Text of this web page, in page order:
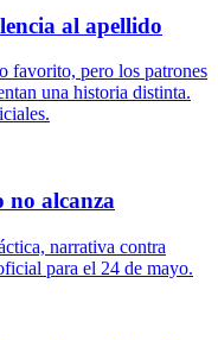
al apellido
favorito, pero los patrones
una historia distinta.
no alcanza
narrativa contra
para el 24 de mayo.